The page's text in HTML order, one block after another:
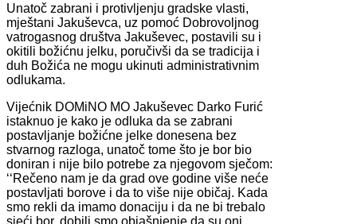
Unatoč zabrani i protivljenju gradske vlasti,
mještani Jakuševca, uz pomoć Dobrovoljnog
vatrogasnog društva Jakuševec, postavili su i
okitili božićnu jelku, poručivši da se tradicija i
duh Božića ne mogu ukinuti administrativnim
odlukama.
Vijećnik DOMiNO MO Jakuševec Darko Furić
istaknuo je kako je odluka da se zabrani
postavljanje božićne jelke donesena bez
stvarnog razloga, unatoč tome što je bor bio
doniran i nije bilo potrebe za njegovom sječom:
‘‘Rečeno nam je da grad ove godine više neće
postavljati borove i da to više nije običaj. Kada
smo rekli da imamo donaciju i da ne bi trebalo
sjeći bor, dobili smo objašnjenje da su oni